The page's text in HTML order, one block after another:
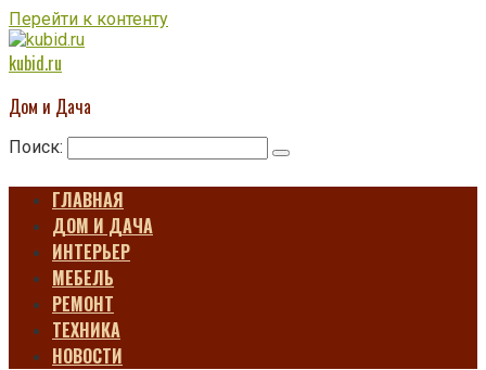
Перейти к контенту
kubid.ru
Дом и Дача
Поиск:
ГЛАВНАЯ
ДОМ И ДАЧА
ИНТЕРЬЕР
МЕБЕЛЬ
РЕМОНТ
ТЕХНИКА
НОВОСТИ